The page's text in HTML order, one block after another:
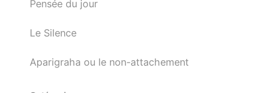
Pensée du jour
Le Silence
Aparigraha ou le non-attachement